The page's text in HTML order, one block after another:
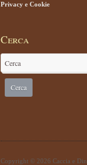
Privacy e Cookie
Cerca
Copyright © 2026 Caccia e